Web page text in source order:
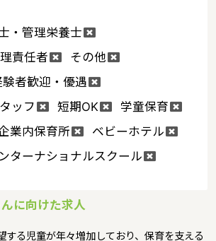
・管理栄養士
責任者
その他
験者歓迎・優遇
ッフ
短期OK
学童保育
業内保育所
ベビーホテル
ターナショナルスクール
に向けた求人
する児童が年々増加しており、保育を支える